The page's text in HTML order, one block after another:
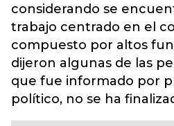
considerando se
trabajo centrado en el
compuesto por altos
dijeron algunas de las
que fue informado por
político, no se ha